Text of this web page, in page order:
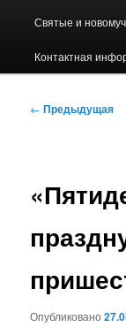
Святые и
Контактная
Навигация
← Предыдущая
Опубликовано